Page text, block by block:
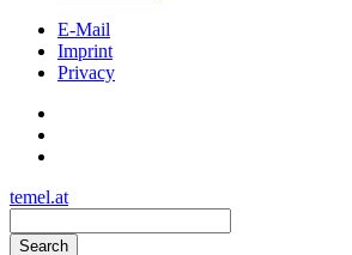
E-Mail
Imprint
Privacy
temel.at
Search